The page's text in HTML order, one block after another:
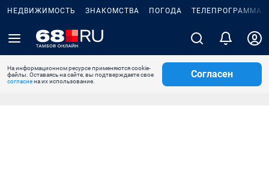
НЕДВИЖИМОСТЬ ЗНАКОМСТВА ПОГОДА ТЕЛЕПРОГРАММА
На информационном ресурсе применяются cookie-
файлы. Оставаясь на сайте, вы подтверждаете свое
согласиена их использование.
Согласен